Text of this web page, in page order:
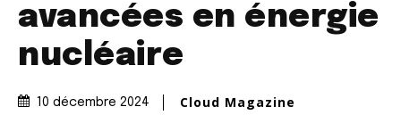
avancées en énergie
nucléaire
10 décembre 2024 Cloud Magazine